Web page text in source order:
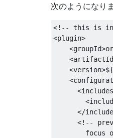
次のようになりま
<!-- this is
<plugin>
<groupId>
<version>
</
<!--
focus